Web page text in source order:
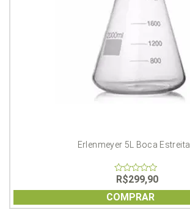
Erlenmeyer 5L Boca Estreita
0
out
of
5
R$299,90
COMPRAR